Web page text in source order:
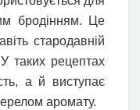
бродінням. Це
стародавній
таких рецептах
а й виступає
аромату.